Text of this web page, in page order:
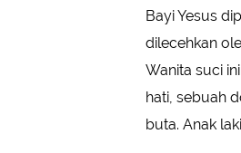
Bayi Yesus
dilecehkan
Wanita suci
hati, sebuah
buta. Anak